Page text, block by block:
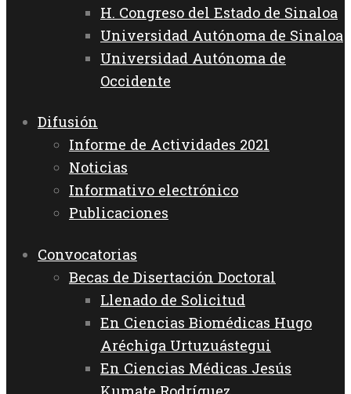
H. Congreso del Estado de Sinaloa
Universidad Autónoma de Sinaloa
Universidad Autónoma de
Occidente
Difusión
Informe de Actividades 2021
Noticias
Informativo electrónico
Publicaciones
Convocatorias
Becas de Disertación Doctoral
Llenado de Solicitud
En Ciencias Biomédicas Hugo
Aréchiga Urtuzuástegui
En Ciencias Médicas Jesús